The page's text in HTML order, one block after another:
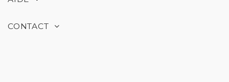
CONTACT